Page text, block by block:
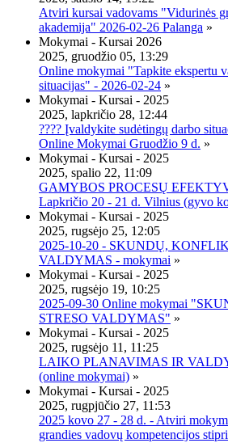
Atviri kursai vadovams "Vidurinės
akademija" 2026-02-26 Palanga »
Mokymai - Kursai 2026
2025, gruodžio 05, 13:29
Online mokymai "Tapkite ekspertu
situacijas" - 2026-02-24 »
Mokymai - Kursai - 2025
2025, lapkričio 28, 12:44
???? Įvaldykite sudėtingų darbo
Online Mokymai Gruodžio 9 d. »
Mokymai - Kursai - 2025
2025, spalio 22, 11:09
GAMYBOS PROCESŲ
Lapkričio 20 - 21 d. Vilnius (gyvo
Mokymai - Kursai - 2025
2025, rugsėjo 25, 12:05
2025-10-20 - SKUNDŲ,
VALDYMAS - mokymai »
Mokymai - Kursai - 2025
2025, rugsėjo 19, 10:25
2025-09-30 Online mokymai
STRESO VALDYMAS" »
Mokymai - Kursai - 2025
2025, rugsėjo 11, 11:25
LAIKO PLANAVIMAS IR
(online mokymai) »
Mokymai - Kursai - 2025
2025, rugpjūčio 27, 11:53
2025 kovo 27 - 28 d. - Atviri
grandies vadovų kompetencijos